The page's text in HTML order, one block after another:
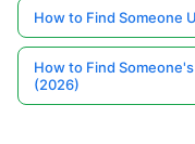
How to Find Someone
How to Find
(2026)